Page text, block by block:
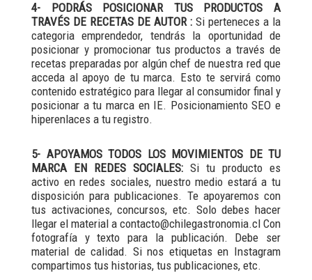
4- PODRÁS POSICIONAR TUS PRODUCTOS A
TRAVÉS DE RECETAS DE AUTOR : Si perteneces a la
categoria emprendedor, tendrás la oportunidad de
posicionar y promocionar tus productos a través de
recetas preparadas por algún chef de nuestra red que
acceda al apoyo de tu marca. Esto te servirá como
contenido estratégico para llegar al consumidor final y
posicionar a tu marca en IE. Posicionamiento SEO e
hiperenlaces a tu registro.
5- APOYAMOS TODOS LOS MOVIMIENTOS DE TU
MARCA EN REDES SOCIALES: Si tu producto es
activo en redes sociales, nuestro medio estará a tu
disposición para publicaciones. Te apoyaremos con
tus activaciones, concursos, etc. Solo debes hacer
llegar el material a contacto@chilegastronomia.cl Con
fotografía y texto para la publicación. Debe ser
material de calidad. Si nos etiquetas en Instagram
compartimos tus historias, tus publicaciones, etc.